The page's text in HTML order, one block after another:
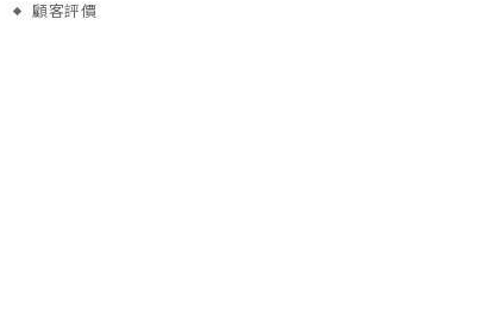
顧客評價